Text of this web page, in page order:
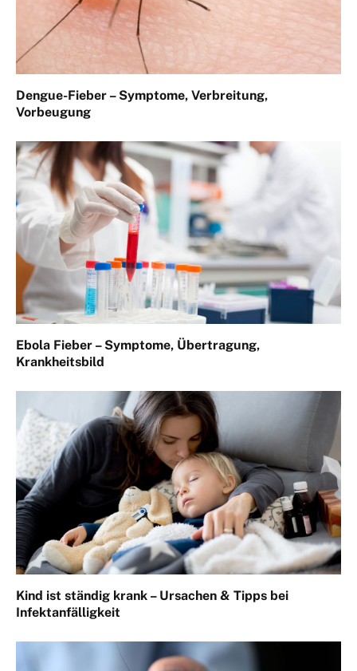
Dengue-Fieber – Symptome, Verbreitung,
Vorbeugung
Ebola Fieber – Symptome, Übertragung,
Krankheitsbild
Kind ist ständig krank – Ursachen & Tipps bei
Infektanfälligkeit